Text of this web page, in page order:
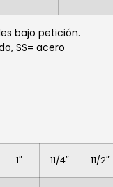
bajo petición.
SS= acero
1″ 11/4″ 11/2″